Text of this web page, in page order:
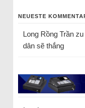
NEUESTE
Long Rồng Trầnzu
dân sẽ thắng